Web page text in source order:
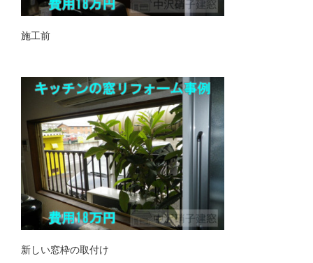
施工前
新しい窓枠の取付け